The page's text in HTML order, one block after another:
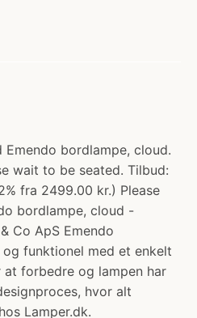
bordlampe, cloud.
wait to be seated. Tilbud:
fra 2499.00 kr.) Please
bordlampe, cloud -
Co ApS Emendo
funktionel med et enkelt
forbedre og lampen har
hvor alt
Lamper.dk.